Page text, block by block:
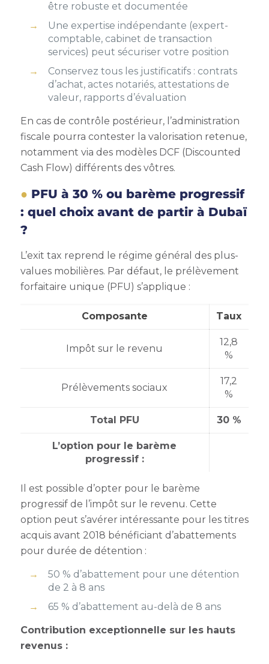
être robuste et documentée
Une expertise indépendante (expert-
comptable, cabinet de transaction
services) peut sécuriser votre position
Conservez tous les justificatifs : contrats
d’achat, actes notariés, attestations de
valeur, rapports d’évaluation
En cas de contrôle postérieur, l’administration
fiscale pourra contester la valorisation retenue,
notamment via des modèles DCF (Discounted
Cash Flow) différents des vôtres.
PFU à 30 % ou barème progressif
: quel choix avant de partir à Dubaï
?
L’exit tax reprend le régime général des plus-
values mobilières. Par défaut, le prélèvement
forfaitaire unique (PFU) s’applique :
Composante Taux
Impôt sur le revenu
12,8
%
Prélèvements sociaux
17,2
%
Total PFU 30 %
L’option pour le barème
progressif :
Il est possible d’opter pour le barème
progressif de l’impôt sur le revenu. Cette
option peut s’avérer intéressante pour les titres
acquis avant 2018 bénéficiant d’abattements
pour durée de détention :
50 % d’abattement pour une détention
de 2 à 8 ans
65 % d’abattement au-delà de 8 ans
Contribution exceptionnelle sur les hauts
revenus :